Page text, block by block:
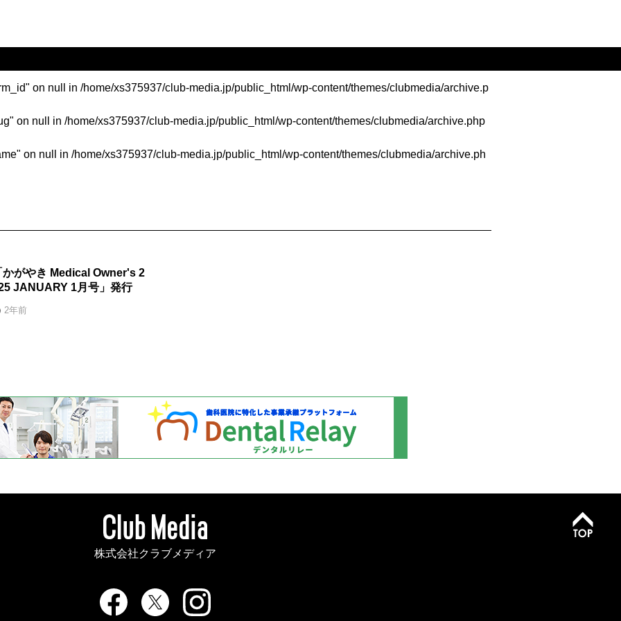
on null in /home/xs375937/club-media.jp/public_html/wp-content/themes/clubmedia/archive.p
on null in /home/xs375937/club-media.jp/public_html/wp-content/themes/clubmedia/archive.php
on null in /home/xs375937/club-media.jp/public_html/wp-content/themes/clubmedia/archive.ph
かがやき Medical Owner's 2
JANUARY 1月号」発行
2年前
株式会社クラブメディア